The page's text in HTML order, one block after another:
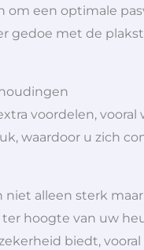
een optimale
gedoe met de
voordelen,
waardoor u zich
alleen sterk
hoogte van uw
biedt,